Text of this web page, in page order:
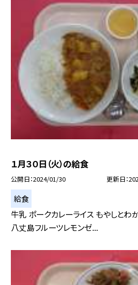
１月３０日（火）の給食
公開日 2024/01/30 更新日
給食
牛乳 ポークカレーライス もやしとわ
八丈島フルーツレモンゼ...